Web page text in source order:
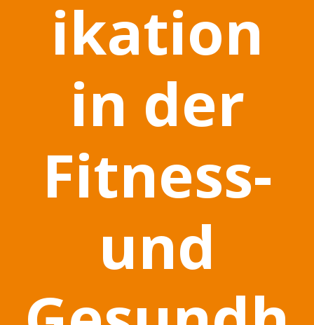
ikation
in der
Fitness-
und